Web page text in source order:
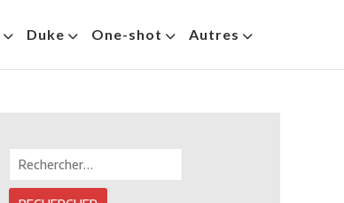
Duke One-shot Autres